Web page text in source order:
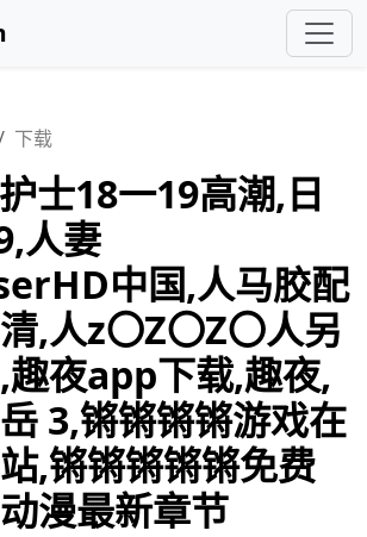
下载
士18一19高潮,日
人妻
中国,人马胶配
,人z〇Z〇Z〇人另
趣夜app下载,趣夜,
3,锵锵锵锵游戏在
,锵锵锵锵锵免费
漫最新章节